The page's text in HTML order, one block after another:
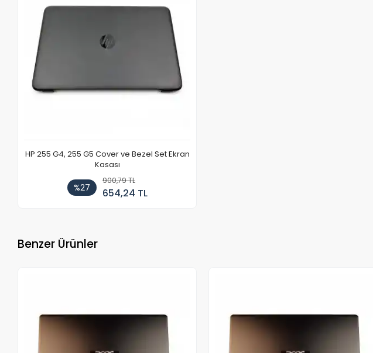
HP 255 G4, 255 G5 Cover ve Bezel Set Ekran
Kasası
%27
900,79 TL
654,24 TL
Benzer Ürünler